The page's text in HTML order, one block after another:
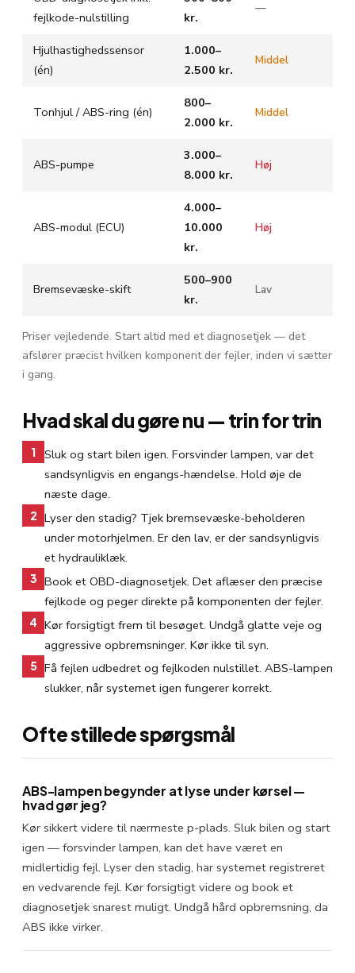
fejlkode-nulstilling
kr.
—
Hjulhastighedssensor
(én)
1.000–
2.500 kr.
Middel
Tonhjul / ABS-ring (én)
800–
2.000 kr.
Middel
ABS-pumpe
3.000–
8.000 kr.
Høj
ABS-modul (ECU)
4.000–
10.000
kr.
Høj
Bremsevæske-skift
500–900
kr.
Lav
Priser vejledende. Start altid med et diagnosetjek — det
afslører præcist hvilken komponent der fejler, inden vi sætter
i gang.
Hvad skal du gøre nu — trin for trin
1
Sluk og start bilen igen. Forsvinder lampen, var det
sandsynligvis en engangs-hændelse. Hold øje de
næste dage.
2 Lyser den stadig? Tjek bremsevæske-beholderen
under motorhjelmen. Er den lav, er der sandsynligvis
et hydrauliklæk.
3 Book et OBD-diagnosetjek. Det aflæser den præcise
fejlkode og peger direkte på komponenten der fejler.
4 Kør forsigtigt frem til besøget. Undgå glatte veje og
aggressive opbremsninger. Kør ikke til syn.
5 Få fejlen udbedret og fejlkoden nulstillet. ABS-lampen
slukker, når systemet igen fungerer korrekt.
Ofte stillede spørgsmål
ABS-lampen begynder at lyse under kørsel —
hvad gør jeg?
Kør sikkert videre til nærmeste p-plads. Sluk bilen og start
igen — forsvinder lampen, kan det have været en
midlertidig fejl. Lyser den stadig, har systemet registreret
en vedvarende fejl. Kør forsigtigt videre og book et
diagnosetjek snarest muligt. Undgå hård opbremsning, da
ABS ikke virker.